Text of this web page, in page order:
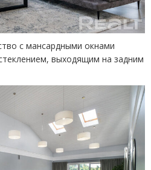
с мансардными окнами
выходящим на задним